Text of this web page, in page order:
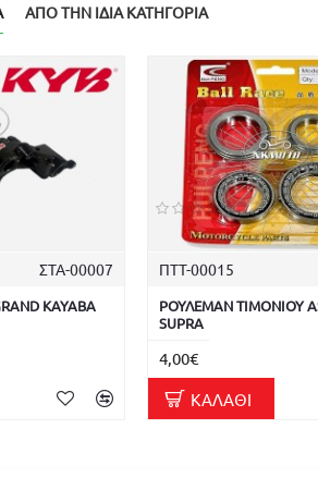
ΑΠΌ ΤΗΝ ΊΔΙΑ ΚΑΤΗΓΟΡΊΑ
ΣΤΑ-00007
KAYABA
ΠΤΤ-00015
ΡΟΥΛΕΜΑΝ ΤΙΜΟΝΙΟΥ
SUPRA
4,00€
ΚΑΛΆΘΙ